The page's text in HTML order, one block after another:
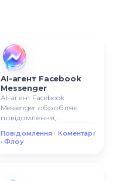
AI-агент Facebook
Messenger
AI-агент Facebook
Messenger обробляє
повідомлення,
розмови
прикріплюються до
Повідомлення · Коментарі
· Флоу